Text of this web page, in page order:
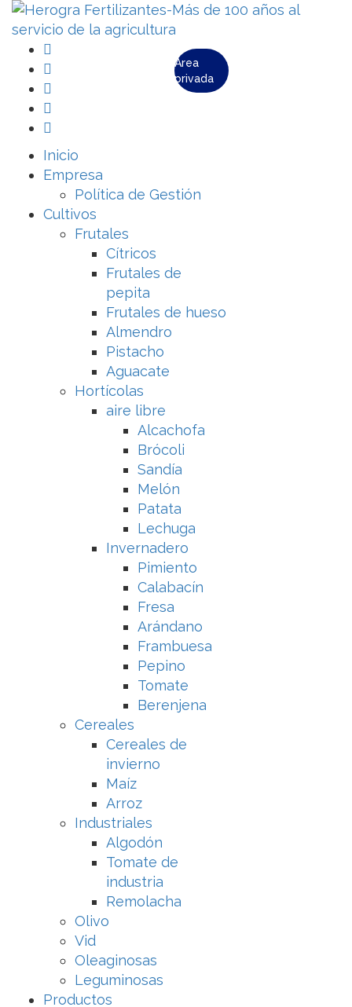
Área
privada
Inicio
Empresa
Política de Gestión
Cultivos
Frutales
Cítricos
Frutales de
pepita
Frutales de hueso
Almendro
Pistacho
Aguacate
Hortícolas
aire libre
Alcachofa
Brócoli
Sandía
Melón
Patata
Lechuga
Invernadero
Pimiento
Calabacín
Fresa
Arándano
Frambuesa
Pepino
Tomate
Berenjena
Cereales
Cereales de
invierno
Maíz
Arroz
Industriales
Algodón
Tomate de
industria
Remolacha
Olivo
Vid
Oleaginosas
Leguminosas
Productos